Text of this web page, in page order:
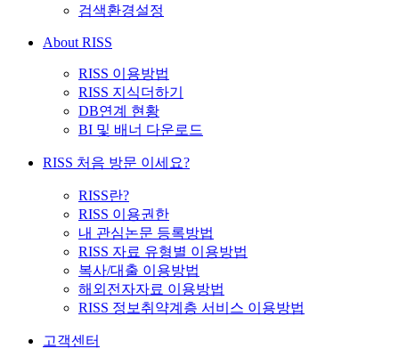
검색환경설정
About RISS
RISS 이용방법
RISS 지식더하기
DB연계 현황
BI 및 배너 다운로드
RISS 처음 방문 이세요?
RISS란?
RISS 이용권한
내 관심논문 등록방법
RISS 자료 유형별 이용방법
복사/대출 이용방법
해외전자자료 이용방법
RISS 정보취약계층 서비스 이용방법
고객센터